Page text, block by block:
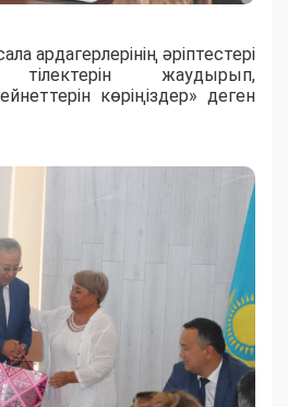
ардагерлерінің әріптестері
жаудырып,
көріңіздер» деген